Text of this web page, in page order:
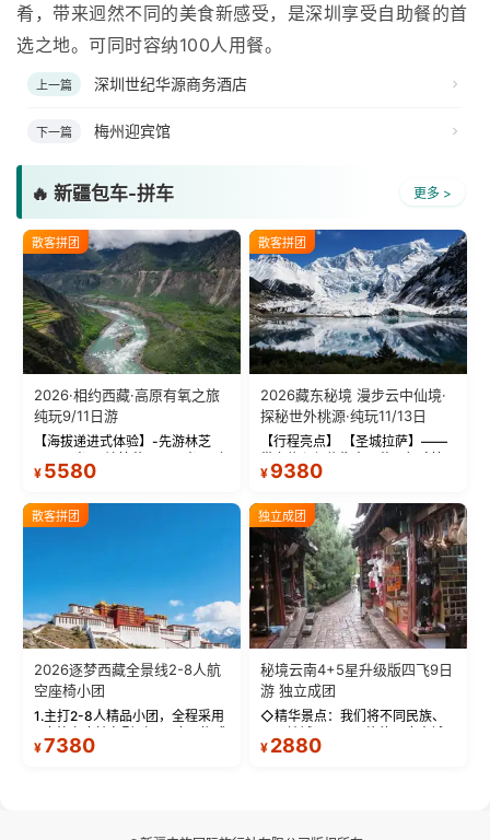
肴，带来迥然不同的美食新感受，是深圳享受自助餐的首
选之地。可同时容纳100人用餐。
上一篇 深圳世纪华源商务酒店
下一篇 梅州迎宾馆
🔥 新疆包车-拼车 更多 >
散客拼团
2026·相约西藏·高原有氧之旅
纯玩9/11日游
【海拔递进式体验】-先游林芝
(2900米)再访拉萨(3650米)，亲
测 99%游客零高反 。 【贴心保
反根本不是事儿 ！ 【无人机航
拍】-雪山/圣湖/...
¥ 5580
散客拼团
2026藏东秘境 漫步云中仙境·
探秘世外桃源·纯玩11/13日
【行程亮点】 【圣城拉萨】——
带上信心与信仰去西藏，行吟拉
萨，感受这座城与生俱来的与众
城堡寺院于一体的宏伟建筑，是
西藏最完整的古代...
¥ 9380
散客拼团
2026逐梦西藏全景线2-8人航
空座椅小团
1.主打2-8人精品小团，全程采用
座舱），提供VIP级别的舒适出行
¥7380
独立成团
秘境云南4+5星升级版四飞9日
游 独立成团
◇精华景点：我们将不同民族、
—【大理古城、丽江古城、香格
¥ 2880